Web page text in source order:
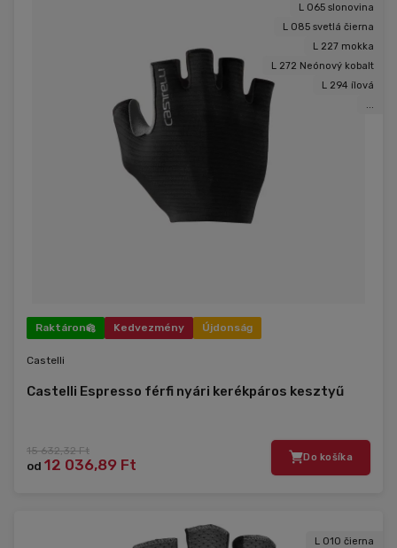
L 065 slonovina
L 085 svetlá čierna
L 227 mokka
L 272 Neónový kobalt
L 294 ílová
...
Raktáron Kedvezmény Újdonság
Castelli
Castelli Espresso férfi nyári kerékpáros kesztyű
15 632,32 Ft
od 12 036,89 Ft Do košíka
L 010 čierna